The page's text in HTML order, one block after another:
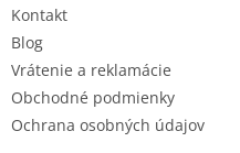
Kontakt
Blog
Vrátenie a reklamácie
Obchodné podmienky
Ochrana osobných údajov